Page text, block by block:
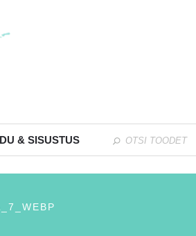
& SISUSTUS